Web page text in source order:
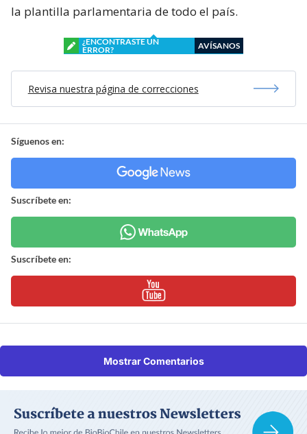
la plantilla parlamentaria de todo el país.
¿ENCONTRASTE UN
ERROR?
AVÍSANOS
Revisa nuestra página de correcciones
Síguenos en:
Suscríbete en:
Suscríbete en:
Mostrar Comentarios